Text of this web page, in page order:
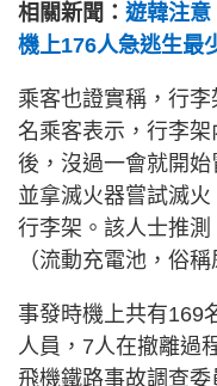
相關新聞： 遊韓注意
機上176人急逃生最
乘客也證實稱，行
名乘客表示，行李
後，沒過一會就開始
並拿滅火器嘗試滅
行李架。該人士推
（流動充電池，俗
事發時機上共有169
人員，7人在撤離過
飛機鐵路事故調查委